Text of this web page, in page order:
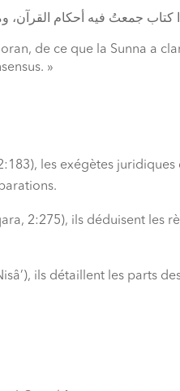
de ce que la Sunna a
»
les exégètes
2:275), ils déduisent les
ils détaillent les parts